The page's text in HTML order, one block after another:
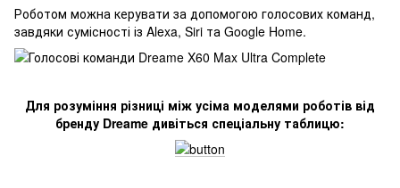
Роботом можна керувати за допомогою голосових команд,
завдяки сумісності із Alexa, Siri та Google Home.
Для розуміння різниці між усіма моделями роботів від
бренду Dreame дивіться спеціальну таблицю: